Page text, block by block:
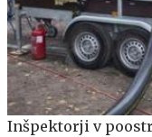
Inšpektorji v